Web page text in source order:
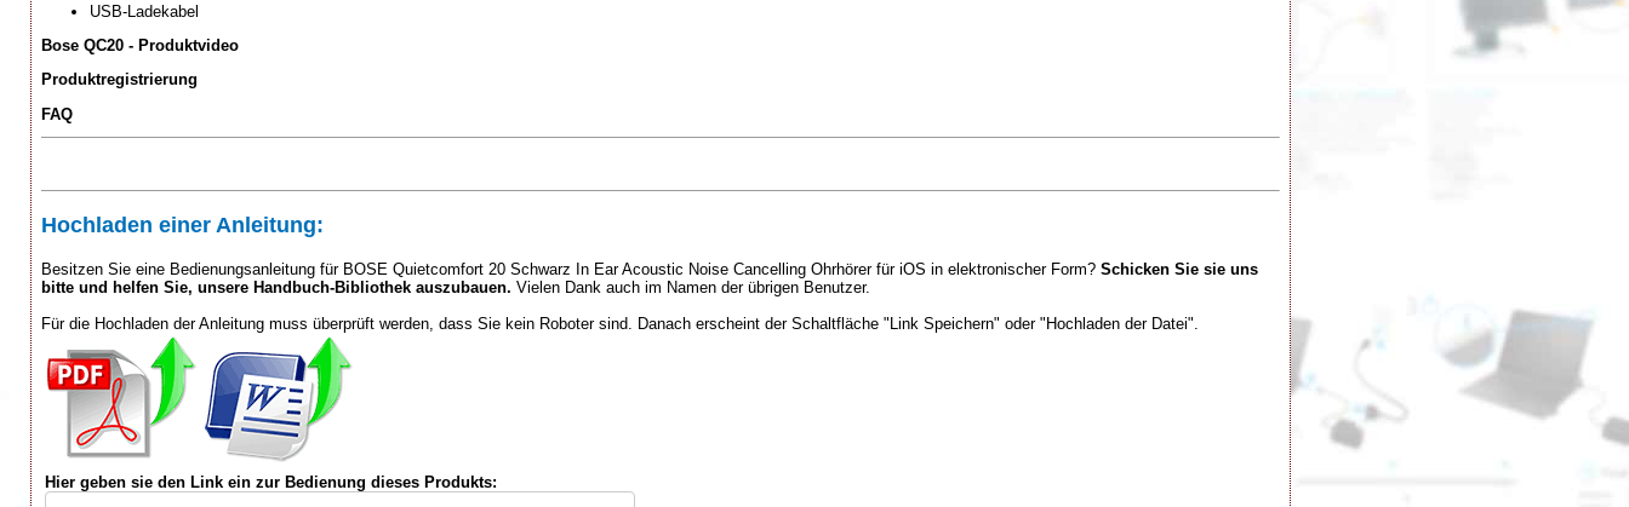
USB-Ladekabel
Bose QC20 - Produktvideo
Produktregistrierung
FAQ
Hochladen einer Anleitung:
Besitzen Sie eine Bedienungsanleitung für BOSE Quietcomfort 20 Schwarz In Ear Acoustic Noise Cancelling Ohrhörer für iOS in elektronischer Form? Schicken Sie sie uns
bitte und helfen Sie, unsere Handbuch-Bibliothek auszubauen. Vielen Dank auch im Namen der übrigen Benutzer.
Für die Hochladen der Anleitung muss überprüft werden, dass Sie kein Roboter sind. Danach erscheint der Schaltfläche "Link Speichern" oder "Hochladen der Datei".
Hier geben sie den Link ein zur Bedienung dieses Produkts: